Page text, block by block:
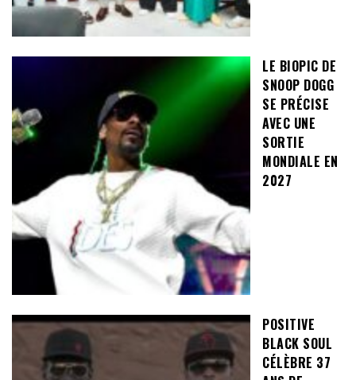
LE BIOPIC DE
SNOOP DOGG
SE PRÉCISE
AVEC UNE
SORTIE
MONDIALE EN
2027
POSITIVE
BLACK SOUL
CÉLÈBRE 37